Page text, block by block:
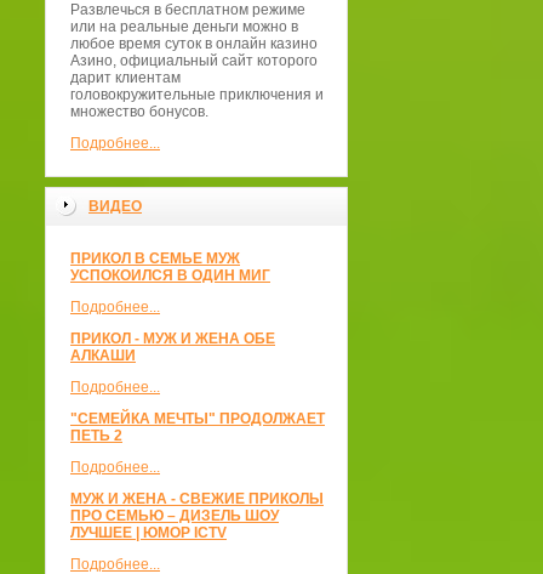
Развлечься в бесплатном режиме
или на реальные деньги можно в
любое время суток в онлайн казино
Азино, официальный сайт которого
дарит клиентам
головокружительные приключения и
множество бонусов.
Подробнее...
ВИДЕО
ПРИКОЛ В СЕМЬЕ МУЖ
УСПОКОИЛСЯ В ОДИН МИГ
Подробнее...
ПРИКОЛ - МУЖ И ЖЕНА ОБЕ
АЛКАШИ
Подробнее...
"СЕМЕЙКА МЕЧТЫ" ПРОДОЛЖАЕТ
ПЕТЬ 2
Подробнее...
МУЖ И ЖЕНА - СВЕЖИЕ ПРИКОЛЫ
ПРО СЕМЬЮ – ДИЗЕЛЬ ШОУ
ЛУЧШЕЕ | ЮМОР ICTV
Подробнее...